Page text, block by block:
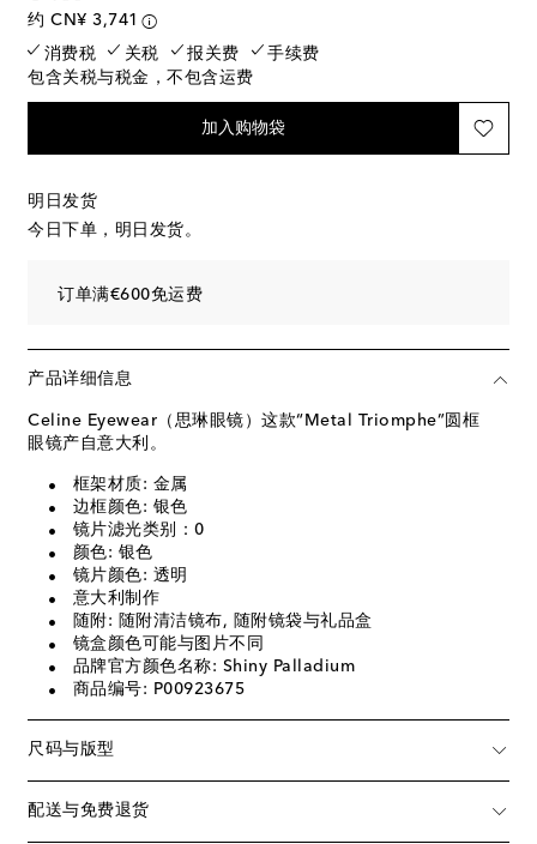
约 CN¥ 3,741
消费税
关税 报关费
手续费
包含关税与税金，不包含运费
加入购物袋
明日发货
今日下单，明日发货。
订单满€600免运费
产品详细信息
Celine Eyewear（思琳眼镜）这款“Metal Triomphe”圆框
眼镜产自意大利。
框架材质: 金属
边框颜色: 银色
镜片滤光类别：0
颜色: 银色
镜片颜色: 透明
意大利制作
随附: 随附清洁镜布, 随附镜袋与礼品盒
镜盒颜色可能与图片不同
品牌官方颜色名称: Shiny Palladium
商品编号: P00923675
尺码与版型
配送与免费退货